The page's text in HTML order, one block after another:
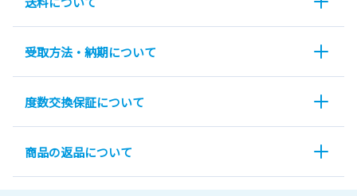
受取方法・納期について
度数交換保証について
商品の返品について